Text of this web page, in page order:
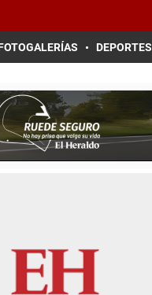
DEPORTES